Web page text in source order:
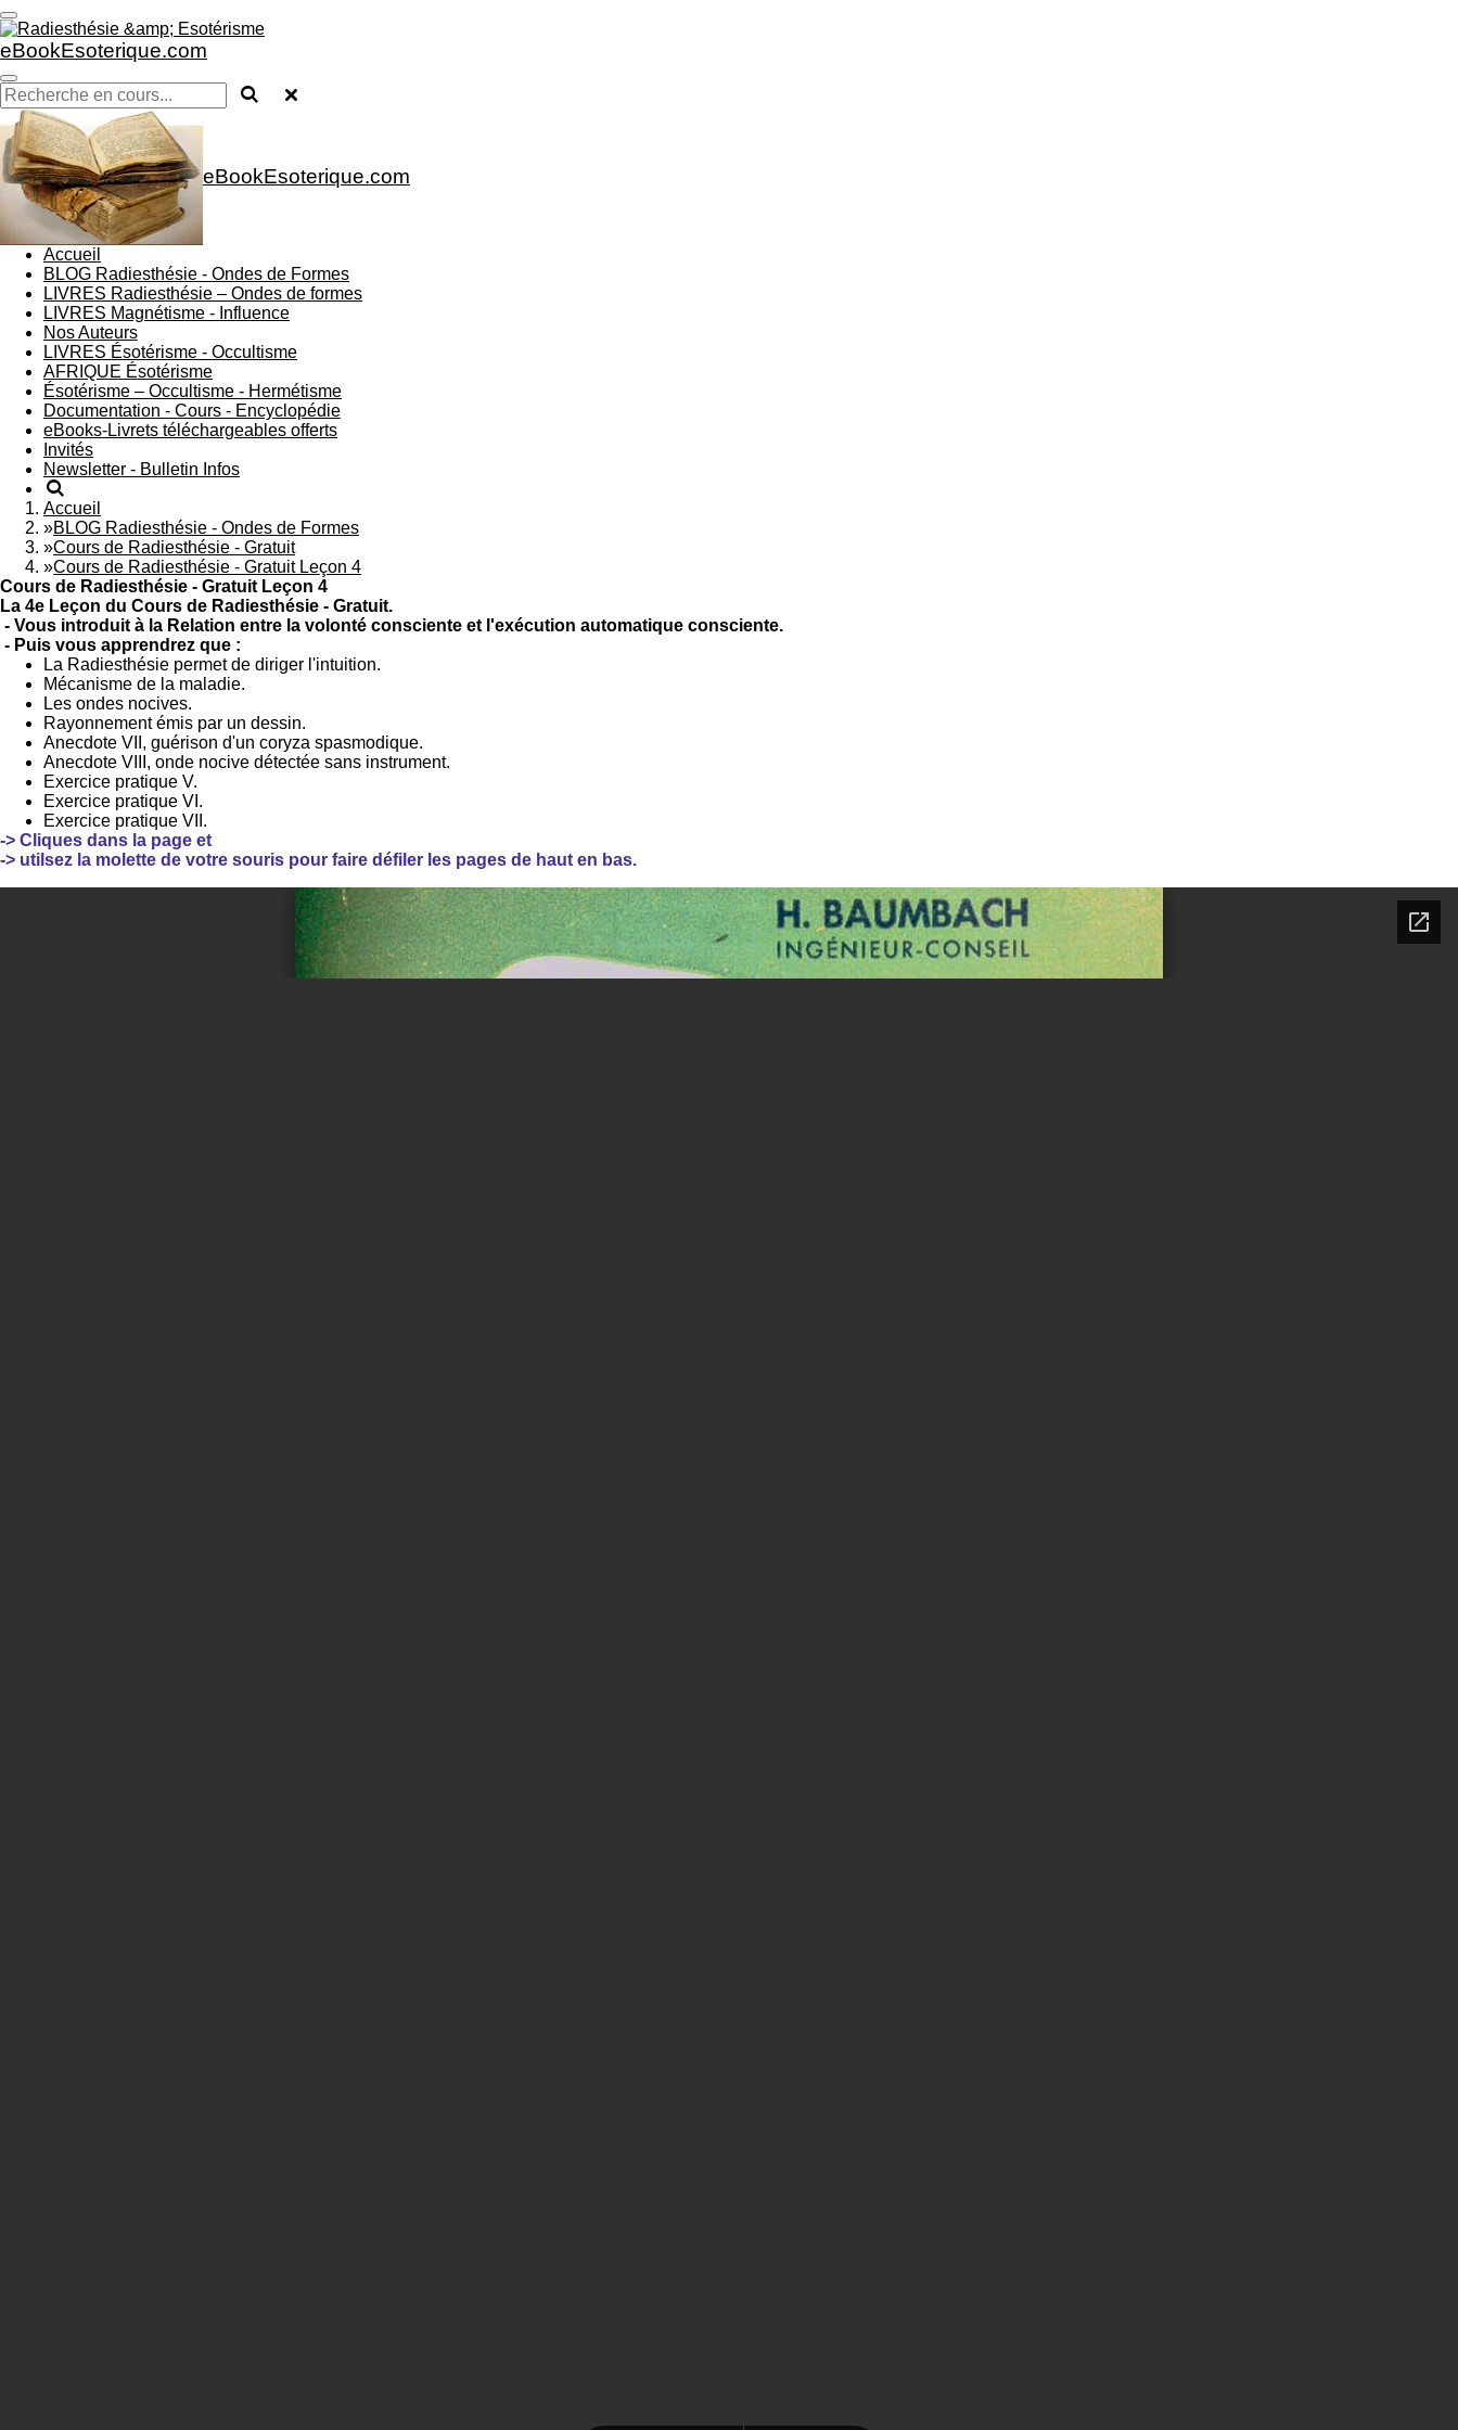
Passer
au
contenu
principal
eBookEsoterique.com
eBookEsoterique.com
Accueil
BLOG Radiesthésie - Ondes de Formes
LIVRES Radiesthésie – Ondes de formes
LIVRES Magnétisme - Influence
Nos Auteurs
LIVRES Ésotérisme - Occultisme
AFRIQUE Ésotérisme
Ésotérisme – Occultisme - Hermétisme
Documentation - Cours - Encyclopédie
eBooks-Livrets téléchargeables offerts
Invités
Newsletter - Bulletin Infos
Accueil
»BLOG Radiesthésie - Ondes de Formes
»Cours de Radiesthésie - Gratuit
»Cours de Radiesthésie - Gratuit Leçon 4
Cours de Radiesthésie - Gratuit Leçon 4
La 4e Leçon du Cours de Radiesthésie - Gratuit.
- Vous introduit à la Relation entre la volonté consciente et l'exécution automatique consciente.
- Puis vous apprendrez que :
La Radiesthésie permet de diriger l'intuition.
Mécanisme de la maladie.
Les ondes nocives.
Rayonnement émis par un dessin.
Anecdote VII, guérison d'un coryza spasmodique.
Anecdote VIII, onde nocive détectée sans instrument.
Exercice pratique V.
Exercice pratique VI.
Exercice pratique VII.
-> Cliques dans la page et
-> utilsez la molette de votre souris pour faire défiler les pages de haut en bas.